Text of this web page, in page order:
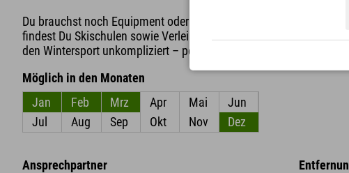
Du brauchst noch Equipment oder willst Deine Technik
findest Du Skischulen sowie Verleihstationen für Ski und
den Wintersport unkompliziert – perfekt für Familien, Anfänger
Möglich in den Monaten
Jan
Feb Mrz Apr Mai
Jun
Jul
Aug Sep Okt Nov Dez
Ansprechpartner